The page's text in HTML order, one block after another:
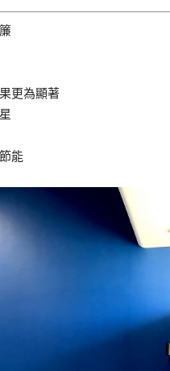
更為顯著
能